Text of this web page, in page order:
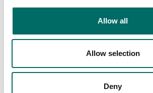
Allow all
Allow selection
Deny
About